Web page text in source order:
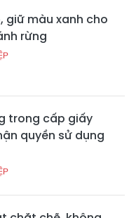
giữ màu xanh cho
rừng
trong cấp giấy
quyền sử dụng